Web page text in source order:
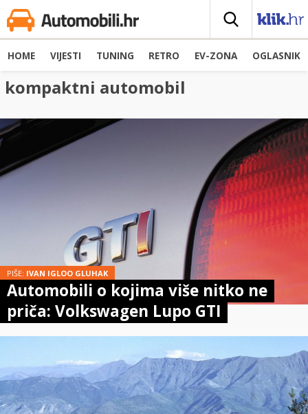
HOME VIJESTI TUNING RETRO EV-ZONA OGLASNIK
kompaktni automobil
PIŠE: IVAN IGLOO GLUHAK
Automobili o kojima više nitko ne
priča: Volkswagen Lupo GTI